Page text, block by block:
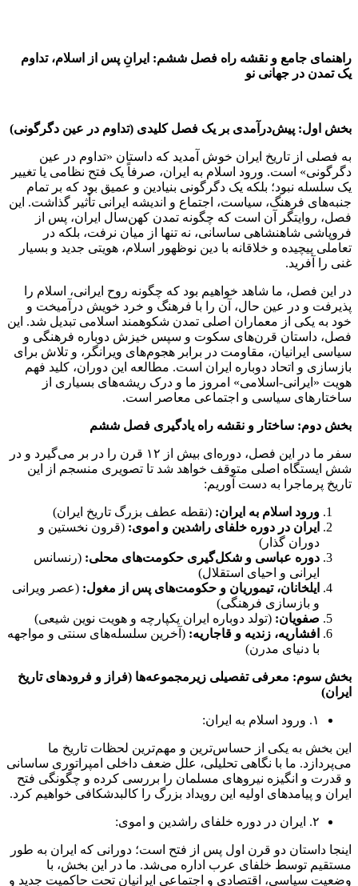
راهنمای جامع و نقشه راه فصل ششم: ایرانِ پس از اسلام، تداوم
یک تمدن در جهانی نو
بخش اول: پیش‌درآمدی بر یک فصل کلیدی (تداوم در عین دگرگونی)
به فصلی از تاریخ ایران خوش آمدید که داستان «تداوم در عین
دگرگونی» است. ورود اسلام به ایران، صرفاً یک فتح نظامی یا تغییر
یک سلسله نبود؛ بلکه یک دگرگونی بنیادین و عمیق بود که بر تمام
جنبه‌های فرهنگ، سیاست، اجتماع و اندیشه ایرانی تأثیر گذاشت. این
فصل، روایتگر آن است که چگونه تمدن کهن‌سال ایران، پس از
فروپاشی شاهنشاهی ساسانی، نه تنها از میان نرفت، بلکه در
تعاملی پیچیده و خلاقانه با دین نوظهور اسلام، هویتی جدید و بسیار
غنی را آفرید.
در این فصل، ما شاهد خواهیم بود که چگونه روح ایرانی، اسلام را
پذیرفت و در عین حال، آن را با فرهنگ و خرد خویش درآمیخت و
خود به یکی از معماران اصلی تمدن شکوهمند اسلامی تبدیل شد. این
فصل، داستان قرن‌های سکوت و سپس خیزش دوباره فرهنگی و
سیاسی ایرانیان، مقاومت در برابر هجوم‌های ویرانگر، و تلاش برای
بازسازی و اتحاد دوباره ایران است. مطالعه این دوران، کلید فهم
هویت «ایرانی-اسلامی» امروز ما و درک ریشه‌های بسیاری از
ساختارهای سیاسی و اجتماعی معاصر است.
بخش دوم: ساختار و نقشه راه یادگیری فصل ششم
سفر ما در این فصل، دوره‌ای بیش از ۱۲ قرن را در بر می‌گیرد و در
شش ایستگاه اصلی متوقف خواهد شد تا تصویری منسجم از این
تاریخ پرماجرا به دست آوریم:
ورود اسلام به ایران: (نقطه عطف بزرگ تاریخ ایران)
ایران در دوره خلفای راشدین و اموی: (قرون نخستین و
دوران گذار)
دوره عباسی و شکل‌گیری حکومت‌های محلی: (رنسانس
ایرانی و احیای استقلال)
ایلخانان، تیموریان و حکومت‌های پس از مغول: (عصر ویرانی
و بازسازی فرهنگی)
صفویان: (تولد دوباره ایران یکپارچه و هویت نوین شیعی)
افشاریه، زندیه و قاجاریه: (آخرین سلسله‌های سنتی و مواجهه
با دنیای مدرن)
بخش سوم: معرفی تفصیلی زیرمجموعه‌ها (فراز و فرودهای تاریخ
ایران)
۱. ورود اسلام به ایران:
این بخش به یکی از حساس‌ترین و مهم‌ترین لحظات تاریخ ما
می‌پردازد. ما با نگاهی تحلیلی، علل ضعف داخلی امپراتوری ساسانی
و قدرت و انگیزه نیروهای مسلمان را بررسی کرده و چگونگی فتح
ایران و پیامدهای اولیه این رویداد بزرگ را کالبدشکافی خواهیم کرد.
۲. ایران در دوره خلفای راشدین و اموی:
اینجا داستان دو قرن اول پس از فتح است؛ دورانی که ایران به طور
مستقیم توسط خلفای عرب اداره می‌شد. ما در این بخش، با
وضعیت سیاسی، اقتصادی و اجتماعی ایرانیان تحت حاکمیت جدید و